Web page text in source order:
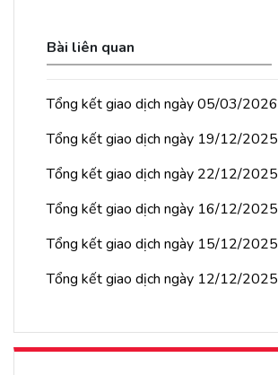
Bài liên quan
Tổng kết giao dịch ngày 05/03/2026
Tổng kết giao dịch ngày 19/12/2025
Tổng kết giao dịch ngày 22/12/2025
Tổng kết giao dịch ngày 16/12/2025
Tổng kết giao dịch ngày 15/12/2025
Tổng kết giao dịch ngày 12/12/2025